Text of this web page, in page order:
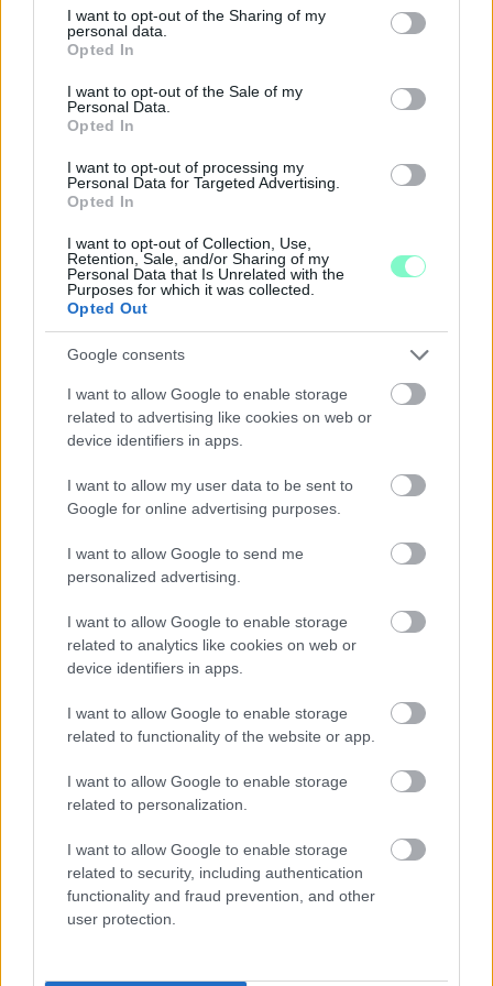
not limited to your visit or usage behaviour. You may click to
grant or deny consent to Google and its third-party tags to
use your data for below specified purposes in below Google
consent section.
I want to opt-out of the Sharing of my
personal data.
Opted In
I want to opt-out of the Sale of my
Personal Data.
Opted In
I want to opt-out of processing my
Personal Data for Targeted Advertising.
Opted In
I want to opt-out of Collection, Use,
Retention, Sale, and/or Sharing of my
Personal Data that Is Unrelated with the
Purposes for which it was collected.
Opted Out
Google consents
I want to allow Google to enable storage
related to advertising like cookies on web or
device identifiers in apps.
I want to allow my user data to be sent to
Google for online advertising purposes.
I want to allow Google to send me
personalized advertising.
I want to allow Google to enable storage
related to analytics like cookies on web or
device identifiers in apps.
I want to allow Google to enable storage
related to functionality of the website or app.
I want to allow Google to enable storage
related to personalization.
I want to allow Google to enable storage
related to security, including authentication
functionality and fraud prevention, and other
user protection.
Majka koncert, jóga szeánsz, “borhajózás” és egy csomó minden
ENERGIATAKARÉKOSSÁG: KORÁBBAN KEZDŐDIK
A GYŐRI AUDI ETO KC PÉNTEKI FELKÉSZÜLÉSI
MÉRKŐZÉSE
Az energiaellátás tehermentesítése érdekében másfél órával
előrébb hozták a Brest Bretagne Handball elleni találkozó